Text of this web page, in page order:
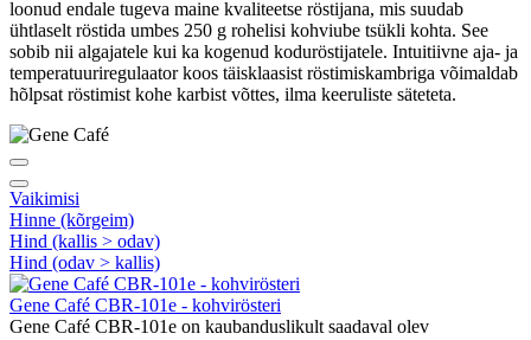
loonud endale tugeva maine kvaliteetse röstijana, mis suudab
ühtlaselt röstida umbes 250 g rohelisi kohviube tsükli kohta. See
sobib nii algajatele kui ka kogenud koduröstijatele. Intuitiivne aja- ja
temperatuuriregulaator koos täisklaasist röstimiskambriga võimaldab
hõlpsat röstimist kohe karbist võttes, ilma keeruliste säteteta.
Vaikimisi
Hinne (kõrgeim)
Hind (kallis > odav)
Hind (odav > kallis)
Gene Café CBR-101e - kohvirösteri
Gene Café CBR-101e on kaubanduslikult saadaval olev